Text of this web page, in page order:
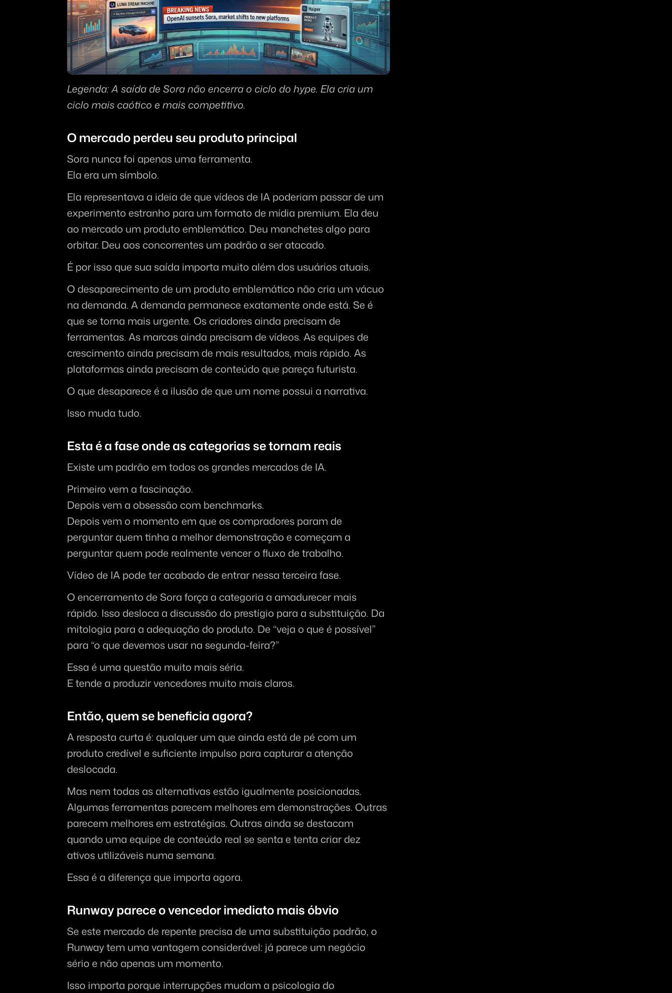
Legenda: A saída de Sora não encerra o ciclo do hype. Ela cria um
ciclo mais caótico e mais competitivo.
O mercado perdeu seu produto principal
Sora nunca foi apenas uma ferramenta.
Ela era um símbolo.
Ela representava a ideia de que vídeos de IA poderiam passar de um
experimento estranho para um formato de mídia premium. Ela deu
ao mercado um produto emblemático. Deu manchetes algo para
orbitar. Deu aos concorrentes um padrão a ser atacado.
É por isso que sua saída importa muito além dos usuários atuais.
O desaparecimento de um produto emblemático não cria um vácuo
na demanda. A demanda permanece exatamente onde está. Se é
que se torna mais urgente. Os criadores ainda precisam de
ferramentas. As marcas ainda precisam de vídeos. As equipes de
crescimento ainda precisam de mais resultados, mais rápido. As
plataformas ainda precisam de conteúdo que pareça futurista.
O que desaparece é a ilusão de que um nome possui a narrativa.
Isso muda tudo.
Esta é a fase onde as categorias se tornam reais
Existe um padrão em todos os grandes mercados de IA.
Primeiro vem a fascinação.
Depois vem a obsessão com benchmarks.
Depois vem o momento em que os compradores param de
perguntar quem tinha a melhor demonstração e começam a
perguntar quem pode realmente vencer o fluxo de trabalho.
Vídeo de IA pode ter acabado de entrar nessa terceira fase.
O encerramento de Sora força a categoria a amadurecer mais
rápido. Isso desloca a discussão do prestígio para a substituição. Da
mitologia para a adequação do produto. De “veja o que é possível”
para “o que devemos usar na segunda-feira?”
Essa é uma questão muito mais séria.
E tende a produzir vencedores muito mais claros.
Então, quem se beneficia agora?
A resposta curta é: qualquer um que ainda está de pé com um
produto credível e suficiente impulso para capturar a atenção
deslocada.
Mas nem todas as alternativas estão igualmente posicionadas.
Algumas ferramentas parecem melhores em demonstrações. Outras
parecem melhores em estratégias. Outras ainda se destacam
quando uma equipe de conteúdo real se senta e tenta criar dez
ativos utilizáveis numa semana.
Essa é a diferença que importa agora.
Runway parece o vencedor imediato mais óbvio
Se este mercado de repente precisa de uma substituição padrão, o
Runway tem uma vantagem considerável: já parece um negócio
sério e não apenas um momento.
Isso importa porque interrupções mudam a psicologia do